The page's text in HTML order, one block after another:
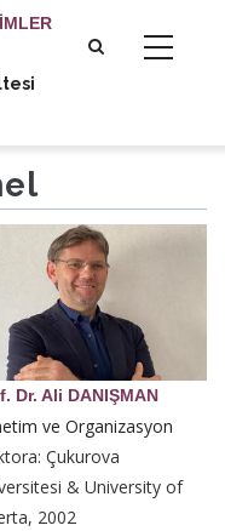
Dr. Ali DANIŞMAN
ve Organizasyon
Çukurova
& University of
2002